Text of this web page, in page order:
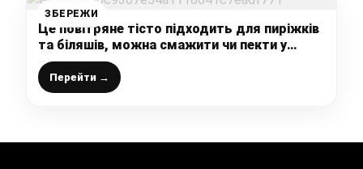
ЗБЕРЕЖИ
Це повітряне тісто підходить для пиріжків
та біляшів, можна смажити чи пекти у
духовці – м’які та смачні пиріжки навіть
наступного дня
Перейти →